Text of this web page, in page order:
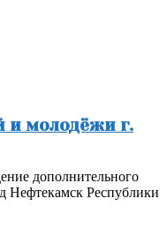
и молодёжи г.
дополнительного
Нефтекамск Республики